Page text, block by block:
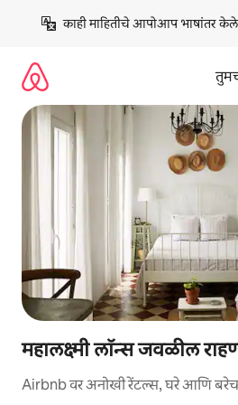
काही माहितीचे आपोआप भाषांतर
महालक्ष्मी लॉन्स जवळील
Airbnb वर अनोखी रेंटल्स, घरे आणि